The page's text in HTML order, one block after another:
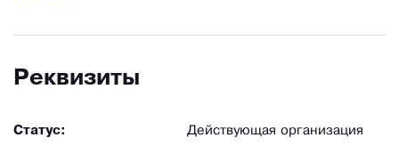
Реквизиты
Статус: Действующая организация